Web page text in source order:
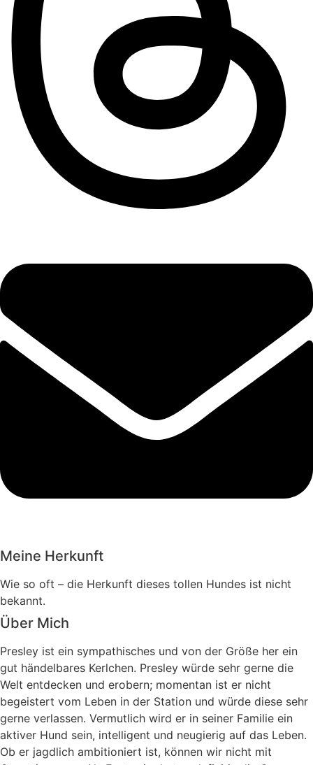
Meine Herkunft
Wie so oft – die Herkunft dieses tollen Hundes ist nicht
bekannt.
Über Mich
Presley ist ein sympathisches und von der Größe her ein
gut händelbares Kerlchen. Presley würde sehr gerne die
Welt entdecken und erobern; momentan ist er nicht
begeistert vom Leben in der Station und würde diese sehr
gerne verlassen. Vermutlich wird er in seiner Familie ein
aktiver Hund sein, intelligent und neugierig auf das Leben.
Ob er jagdlich ambitioniert ist, können wir nicht mit